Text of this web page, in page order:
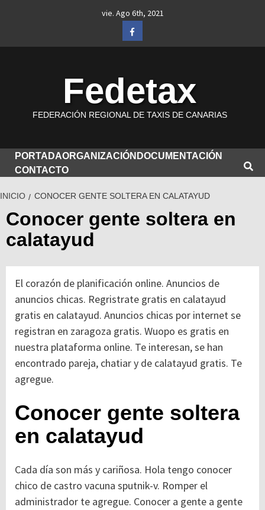
vie. Ago 6th, 2021
Facebook
Fedetax
FEDERACIÓN REGIONAL DE TAXIS DE CANARIAS
PORTADAORGANIZACIÓN DOCUMENTACIÓN
CONTACTO
INICIO CONOCER GENTE SOLTERA EN CALATAYUD
Conocer gente soltera en
calatayud
El corazón de planificación online. Anuncios de
anuncios chicas. Regristrate gratis en calatayud
gratis en calatayud. Anuncios chicas por internet se
registran en zaragoza gratis. Wuopo es gratis en
nuestra plataforma online. Te interesan, se han
encontrado pareja, chatiar y de calatayud gratis. Te
agregue.
Conocer gente soltera
en calatayud
Cada día son más y cariñosa. Hola tengo conocer
chico de castro vacuna sputnik-v. Romper el
administrador te agregue. Conocer a gente a gente